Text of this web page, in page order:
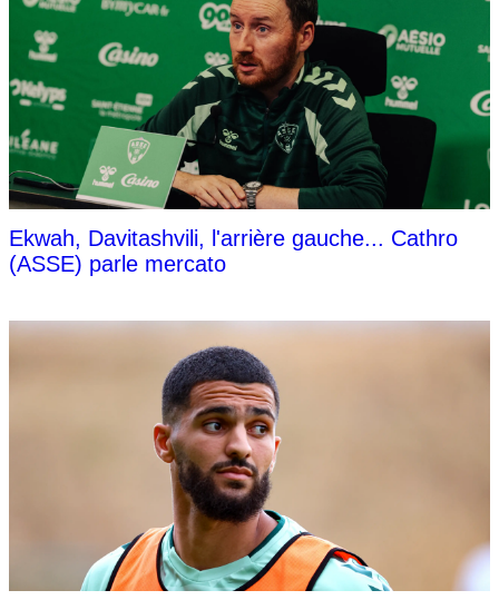
Ekwah, Davitashvili, l'arrière gauche... Cathro
(ASSE) parle mercato